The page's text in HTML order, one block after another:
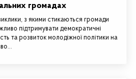
громадах
з якими стикаються громади
підтримувати демократичні
та розвиток молодіжної політики на